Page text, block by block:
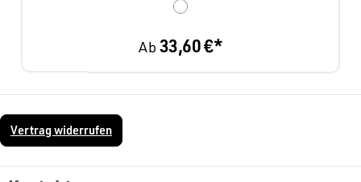
Ab 33,60 €*
Vertrag widerrufen